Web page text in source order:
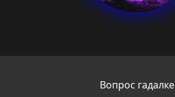
Вопрос гадалке